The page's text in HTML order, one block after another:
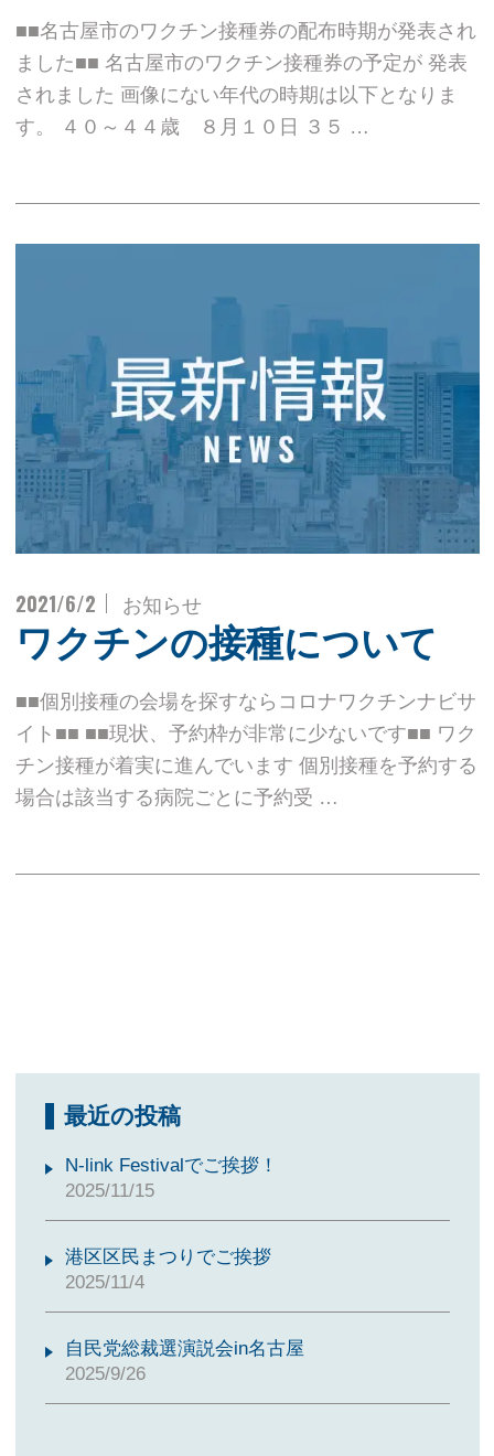
■■名古屋市のワクチン接種券の配布時期が発表され
ました■■ 名古屋市のワクチン接種券の予定が 発表
されました 画像にない年代の時期は以下となりま
す。 ４０～４４歳 ８月１０日 ３５ …
2021/6/2 お知らせ
ワクチンの接種について
■■個別接種の会場を探すならコロナワクチンナビサ
イト■■ ■■現状、予約枠が非常に少ないです■■ ワク
チン接種が着実に進んでいます 個別接種を予約する
場合は該当する病院ごとに予約受 …
最近の投稿
N-link Festivalでご挨拶！
2025/11/15
港区区民まつりでご挨拶
2025/11/4
自民党総裁選演説会in名古屋
2025/9/26